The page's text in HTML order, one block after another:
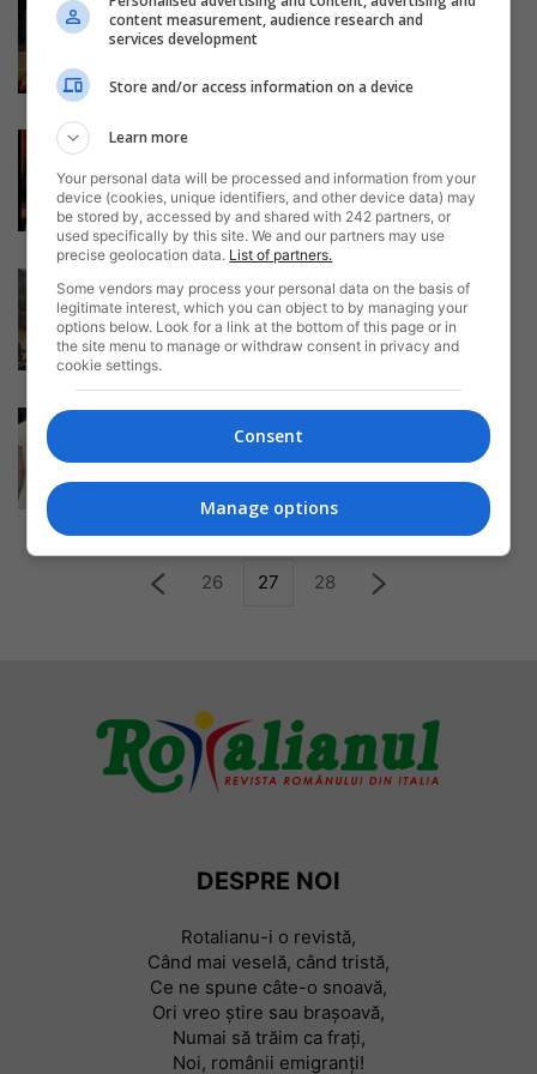
femeie română de 41 de ani....
Italia: Violeta Mihaela Senchiu,
coșmar. Mesajul comunității...
Daniela Stoica - 05/11/2018
Italia: Explozie într-un
apartament, o femeie română a
suferit arsuri grave
Daniela Stoica 03/11/2018
acuzată că s-a căsătorit pentru
bani cu bătrânul...
Daniela Stoica -
26 27 28
DESPRE NOI
Rotalianu-i o revistă,
Când mai veselă, când tristă,
Ce ne spune câte-o snoavă,
Ori vreo știre sau braşoavă,
Numai să trăim ca frați,
Noi, românii emigranți!
content measurement, audience research and
services development
Store and/or access information on a device
Learn more
Your personal data will be processed and information from your
device (cookies, unique identifiers, and other device data) may
be stored by, accessed by and shared with 242 partners, or
used specifically by this site. We and our partners may use
precise geolocation data. List of partners.
Some vendors may process your personal data on the basis of
legitimate interest, which you can object to by managing your
options below. Look for a link at the bottom of this page or in
the site menu to manage or withdraw consent in privacy and
cookie settings.
Consent
Manage options